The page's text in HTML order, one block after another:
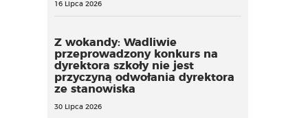
16 Lipca 2026
Z wokandy: Wadliwie
przeprowadzony konkurs na
dyrektora szkoły nie jest
przyczyną odwołania dyrektora
ze stanowiska
30 Lipca 2026